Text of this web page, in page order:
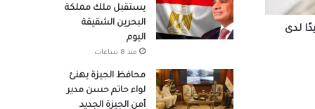
17 سفيرًا جديدًا لدى
يستقبل ملك مملكة
البحرين الشقيقة
اليوم
منذ 8 ساعات
محافظ الجيزة يهنئ
لواء حاتم حسن مدير
أمن الجيزة الجديد